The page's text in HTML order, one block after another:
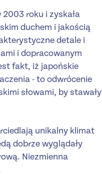
roku i zyskała
duchem i jakością
detale i
i dopracowanym
fakt, iż japońskie
- to odwrócenie
słowami, by stawały
unikalny klimat
dobrze wyglądały
Niezmienna